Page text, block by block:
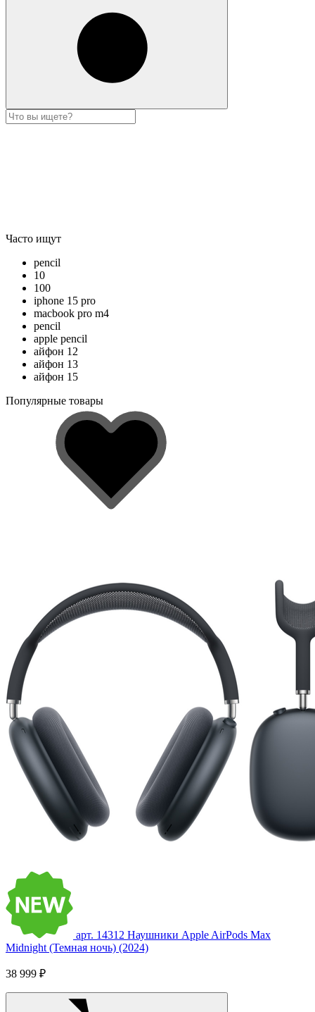
Часто ищут
pencil
10
100
iphone 15 pro
macbook pro m4
pencil
apple pencil
айфон 12
айфон 13
айфон 15
Популярные товары
арт. 14312 Наушники Apple AirPods Max
Midnight (Темная ночь) (2024)
38 999 ₽